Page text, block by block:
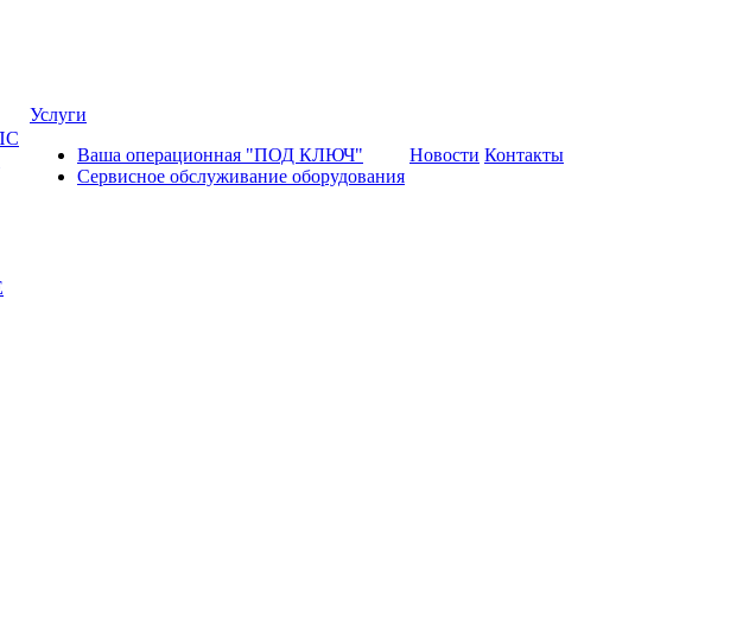
Услуги
Ваша операционная "ПОД КЛЮЧ"
Сервисное обслуживание оборудования
Новости Контакты